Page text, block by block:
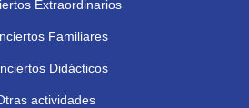
Extraordinarios
Familiares
Didácticos
actividades